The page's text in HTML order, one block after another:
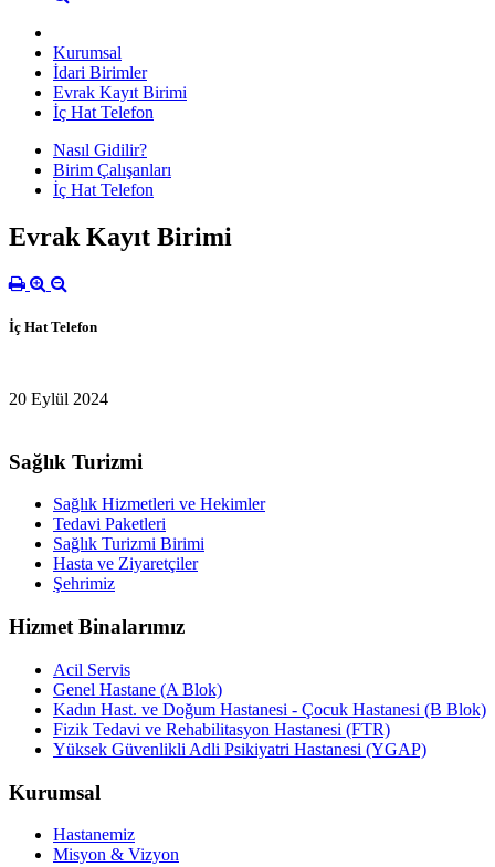
Kurumsal
İdari Birimler
Evrak Kayıt Birimi
İç Hat Telefon
Nasıl Gidilir?
Birim Çalışanları
İç Hat Telefon
Evrak Kayıt Birimi
İç Hat Telefon
20 Eylül 2024
Sağlık Turizmi
Sağlık Hizmetleri ve Hekimler
Tedavi Paketleri
Sağlık Turizmi Birimi
Hasta ve Ziyaretçiler
Şehrimiz
Hizmet Binalarımız
Acil Servis
Genel Hastane (A Blok)
Kadın Hast. ve Doğum Hastanesi - Çocuk Hastanesi (B Blok)
Fizik Tedavi ve Rehabilitasyon Hastanesi (FTR)
Yüksek Güvenlikli Adli Psikiyatri Hastanesi (YGAP)
Kurumsal
Hastanemiz
Misyon & Vizyon